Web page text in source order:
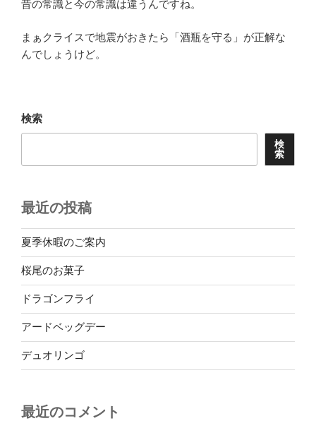
昔の常識と今の常識は違うんですね。
まぁクライスで地震がおきたら「酒瓶を守る」が正解な
んでしょうけど。
検索
検
索
最近の投稿
夏季休暇のご案内
桜尾のお菓子
ドラゴンフライ
アードベッグデー
デュオリンゴ
最近のコメント